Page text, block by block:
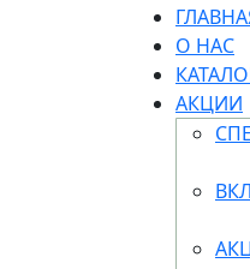
О НАС
АКЦИИ